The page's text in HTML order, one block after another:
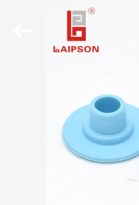
PRODUK
TENTANG